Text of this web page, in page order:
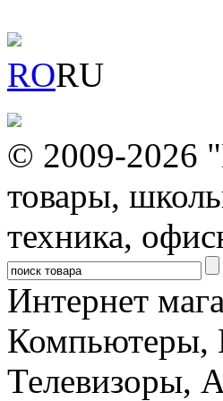
RORU
© 2009-2026
товары,
техника,
Интернет
Компьютеры,
Телевизоры,